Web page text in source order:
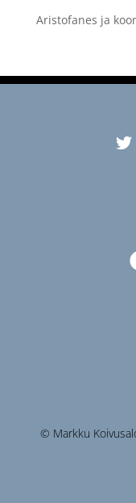
Aristofanes ja
© Markku